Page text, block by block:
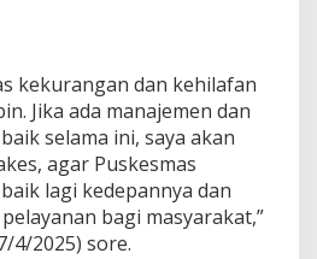
kekurangan dan kehilafan
Jika ada manajemen dan
selama ini, saya akan
agar Puskesmas
lagi kedepannya dan
bagi masyarakat,”
4/2025) sore.